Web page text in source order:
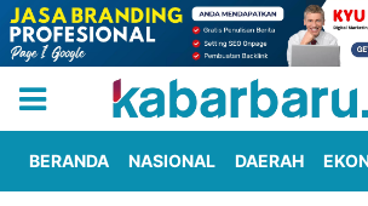
BERANDA NASIONAL DAERAH